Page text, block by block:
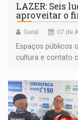
LAZER: Seis
aproveitar o
Geral 07 de
Espaços públicos
cultura e contato